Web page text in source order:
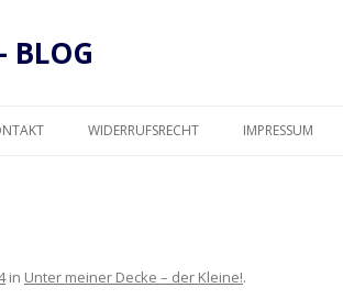
BLOG
Inhalt
WIDERRUFSRECHT IMPRESSUM
in Unter meiner Decke – der Kleine!.